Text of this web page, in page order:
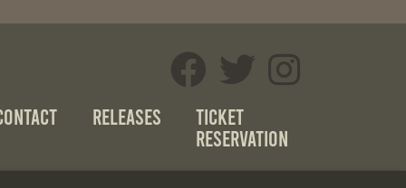
RELEASES
Ticket
Reservation